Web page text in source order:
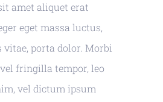
amet aliquet erat
eget massa luctus,
vitae, porta dolor. Morbi
fringilla tempor, leo
vel dictum ipsum